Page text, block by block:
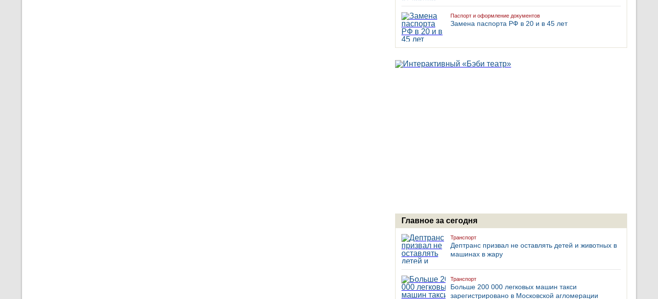
Паспорт и оформление документов
Замена паспорта РФ в 20 и в 45 лет
Главное за сегодня
Транспорт
Дептранс призвал не оставлять детей и животных в
машинах в жару
Транспорт
Больше 200 000 легковых машин такси
зарегистрировано в Московской агломерации